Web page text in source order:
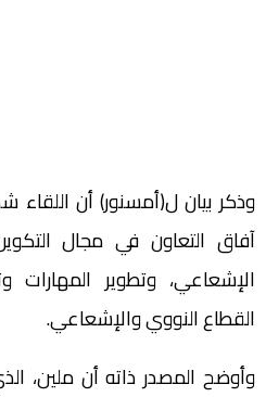
وذكر بيان ل(أمسنور) أن اللقاء
آفاق التعاون في مجال
الإشعاعي، وتطوير المهارات
القطاع النووي والإشعاعي.
وأوضح المصدر ذاته أن ملين،